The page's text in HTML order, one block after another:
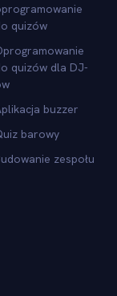
quizów
quizów dla DJ-
buzzer
barowy
zespołu